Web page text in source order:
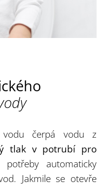
vodu čerpá vodu z
tlak v potrubí pro
automaticky
Jakmile se otevře